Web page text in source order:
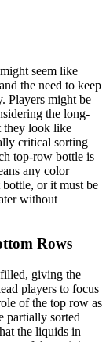
seem like
the need to keep
Players might be
the long-
they look like
critical sorting
top-row bottle is
any color
or it must be
without
Rows
giving the
players to focus
of the top row as
partially sorted
the liquids in